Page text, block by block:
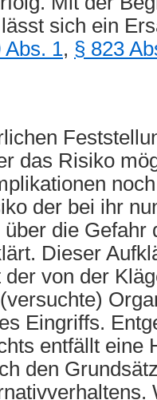
sich ein
Abs. 1, § 823
das Risiko
der bei ihr
die Gefahr
Dieser
von der
Eingriffs.
entfällt eine
den